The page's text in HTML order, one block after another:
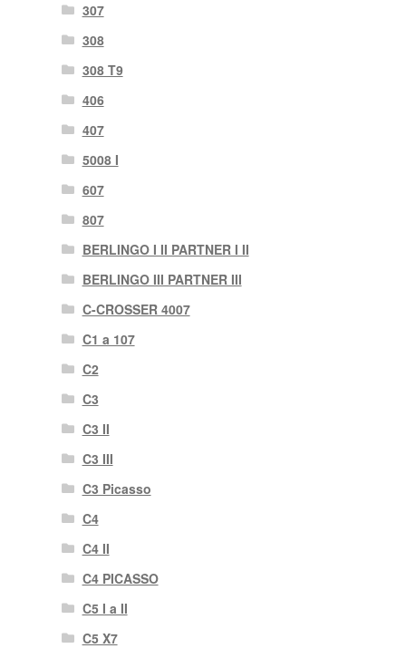
307
308
308 T9
406
407
5008 I
607
807
BERLINGO I II PARTNER I II
BERLINGO III PARTNER III
C-CROSSER 4007
C1 a 107
C2
C3
C3 II
C3 III
C3 Picasso
C4
C4 II
C4 PICASSO
C5 I a II
C5 X7